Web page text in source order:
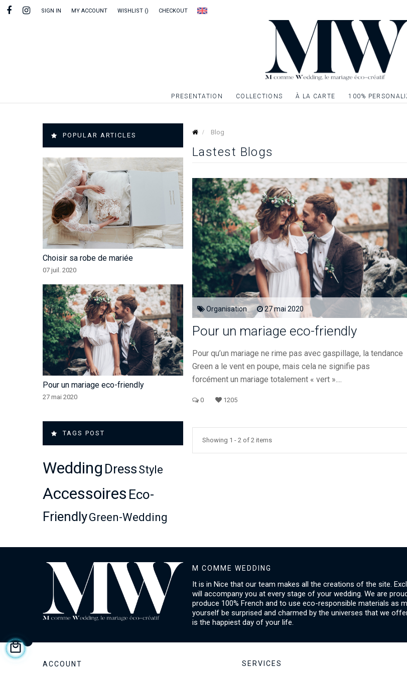
SIGN IN MY ACCOUNT WISHLIST CHECKOUT
PRESENTATION COLLECTIONS À LA CARTE 100%
POPULAR ARTICLES
Choisir sa robe de mariée
07 juil. 2020
Pour un mariage eco-friendly
27 mai 2020
TAGS POST
Wedding Dress Style
Accessoires Eco-
FriendlyGreen-Wedding
Blog
Lastest Blogs
Organisation 27mai 2020
Pour un mariage eco-friendly
Pour qu’un mariage ne rime pas avec gaspillage, la tendance
Green a le vent en poupe, mais cela ne signifie pas
forcément un mariage totalement « vert »....
0 1205
Showing 1 - 2 of 2 items
M COMME WEDDING
It is in Nice that our team makes all the creations of the site.
will accompany you at every stage of your wedding. We are
produce 100% French and to use eco-responsible materials as
yourself be surprised and charmed by the universes that we
is the happiest day of your life.
ACCOUNT SERVICES